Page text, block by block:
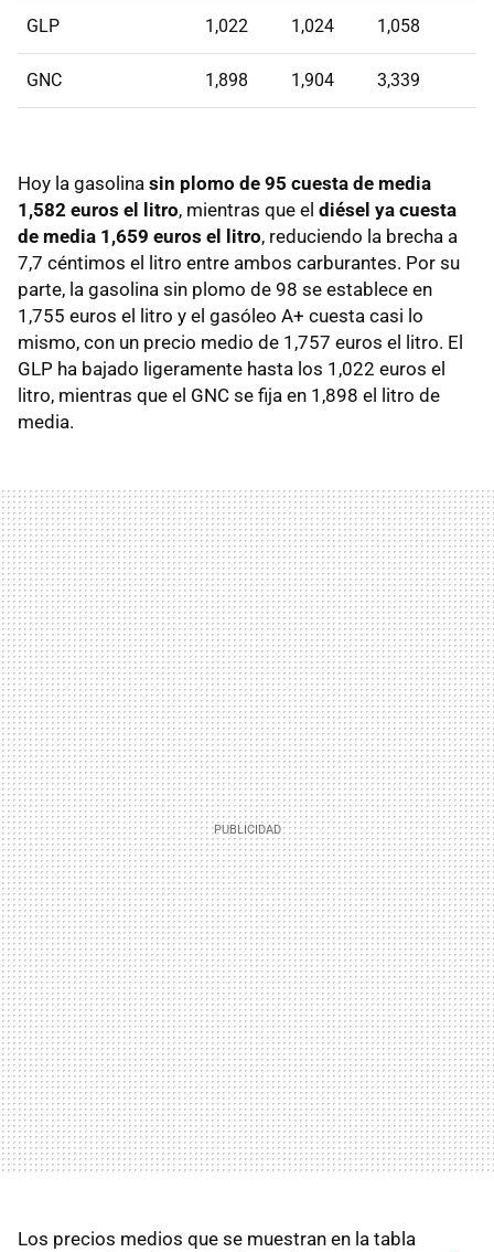
GLP 1,022 1,024 1,058
GNC 1,898 1,904 3,339
Hoy la gasolina sin plomo de 95 cuesta de media
1,582 euros el litro, mientras que el diésel ya cuesta
de media 1,659 euros el litro, reduciendo la brecha a
7,7 céntimos el litro entre ambos carburantes. Por su
parte, la gasolina sin plomo de 98 se establece en
1,755 euros el litro y el gasóleo A+ cuesta casi lo
mismo, con un precio medio de 1,757 euros el litro. El
GLP ha bajado ligeramente hasta los 1,022 euros el
litro, mientras que el GNC se fija en 1,898 el litro de
media.
Los precios medios que se muestran en la tabla